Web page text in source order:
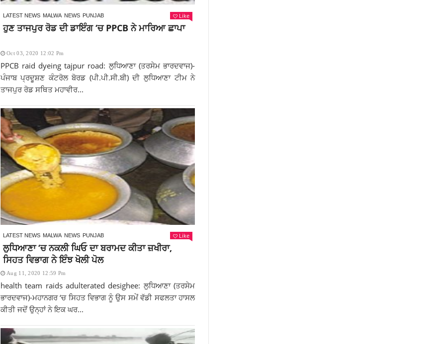
LATEST NEWS MALWA NEWS PUNJAB Like
ਹੁਣ ਤਾਜਪੁਰ ਰੋਡ ਦੀ ਡਾਇੰਗ ‘ਚ PPCB ਨੇ ਮਾਰਿਆ ਛਾਪਾ
Oct 03, 2020 12:02 Pm
PPCB raid dyeing tajpur road: ਲੁਧਿਆਣਾ (ਤਰਸੇਮ ਭਾਰਦਵਾਜ)-
ਪੰਜਾਬ ਪ੍ਰਦੂਸ਼ਣ ਕੰਟਰੋਲ ਬੋਰਡ (ਪੀ.ਪੀ.ਸੀ.ਬੀ) ਦੀ ਲੁਧਿਆਣਾ ਟੀਮ ਨੇ
ਤਾਜਪੁਰ ਰੋਡ ਸਥਿਤ ਮਹਾਵੀਰ...
LATEST NEWS MALWA NEWS PUNJAB Like
ਲੁਧਿਆਣਾ ‘ਚ ਨਕਲੀ ਘਿਓ ਦਾ ਬਰਾਮਦ ਕੀਤਾ ਜ਼ਖੀਰਾ,
ਸਿਹਤ ਵਿਭਾਗ ਨੇ ਇੰਝ ਖੋਲੀ ਪੋਲ
Aug 11, 2020 12:59 Pm
health team raids adulterated desighee: ਲੁਧਿਆਣਾ (ਤਰਸੇਮ
ਭਾਰਦਵਾਜ)-ਮਹਾਨਗਰ ‘ਚ ਸਿਹਤ ਵਿਭਾਗ ਨੂੰ ਉਸ ਸਮੇਂ ਵੱਡੀ ਸਫਲਤਾ ਹਾਸਲ
ਕੀਤੀ ਜਦੋਂ ਉਨ੍ਹਾਂ ਨੇ ਇਕ ਘਰ...